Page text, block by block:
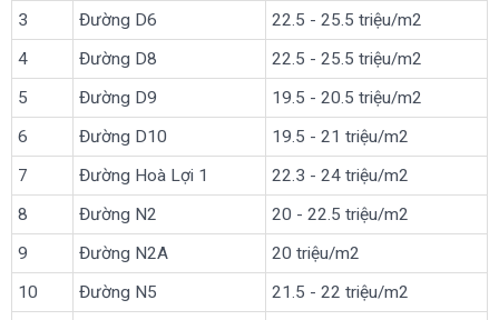
3
Đường D6
22.5 - 25.5 triệu/m2
4
Đường D8
22.5 - 25.5 triệu/m2
5
Đường D9
19.5 - 20.5 triệu/m2
6
Đường D10
19.5 - 21 triệu/m2
7
Đường Hoà Lợi 1
22.3 - 24 triệu/m2
8
Đường N2
20 - 22.5 triệu/m2
9
Đường N2A
20 triệu/m2
10
Đường N5
21.5 - 22 triệu/m2